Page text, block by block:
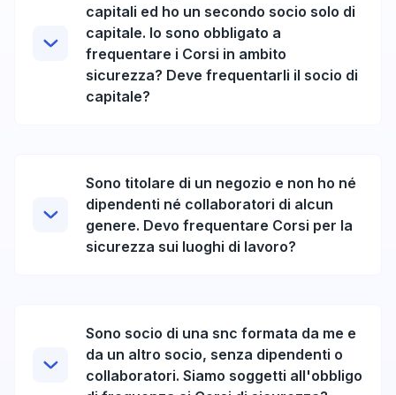
capitali ed ho un secondo socio solo di
capitale. Io sono obbligato a
frequentare i Corsi in ambito
sicurezza? Deve frequentarli il socio di
capitale?
Sono titolare di un negozio e non ho né
dipendenti né collaboratori di alcun
genere. Devo frequentare Corsi per la
sicurezza sui luoghi di lavoro?
Sono socio di una snc formata da me e
da un altro socio, senza dipendenti o
collaboratori. Siamo soggetti all'obbligo